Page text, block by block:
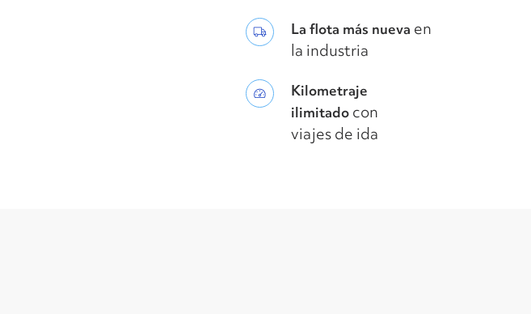
La flota más nueva en
la industria
Kilometraje
ilimitado con
viajes de ida